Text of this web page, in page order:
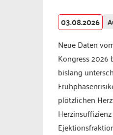
03.08.2026
Neue Daten
Kongress 2026
bislang
plötzlichen